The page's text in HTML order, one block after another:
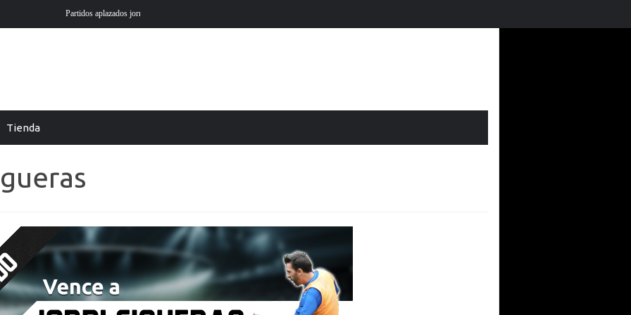
Liga EA Sports en futmondo
Tienda